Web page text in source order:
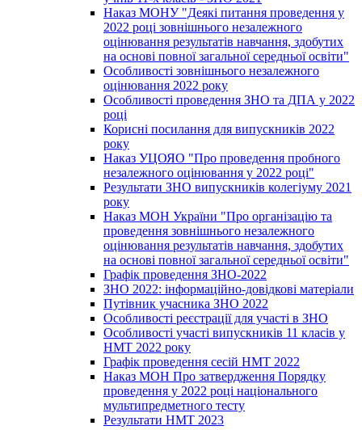
Наказ МОНУ "Деякі питання проведення у
2022 році зовнішнього незалежного
оцінювання результатів навчання, здобутих
на основі повної загальної середньої освіти"
Особливості зовнішнього незалежного
оцінювання 2022 року
Особливості проведення ЗНО та ДПА у 2022
році
Корисні посилання для випускників 2022
року
Наказ УЦОЯО "Про проведення пробного
незалежного оцінювання у 2022 році"
Результати ЗНО випускників колегіуму 2021
року
Наказ МОН України "Про організацію та
проведення зовнішнього незалежного
оцінювання результатів навчання, здобутих
на основі повної загальної середньої освіти"
Графік проведення ЗНО-2022
ЗНО 2022: інформаційно-довідкові матеріали
Путівник учасника ЗНО 2022
Особливості реєстрації для участі в ЗНО
Особливості участі випускників 11 класів у
НМТ 2022 року
Графік проведення сесій НМТ 2022
Наказ МОН Про затвердження Порядку
проведення у 2022 році національного
мультипредметного тесту
Результати НМТ 2023